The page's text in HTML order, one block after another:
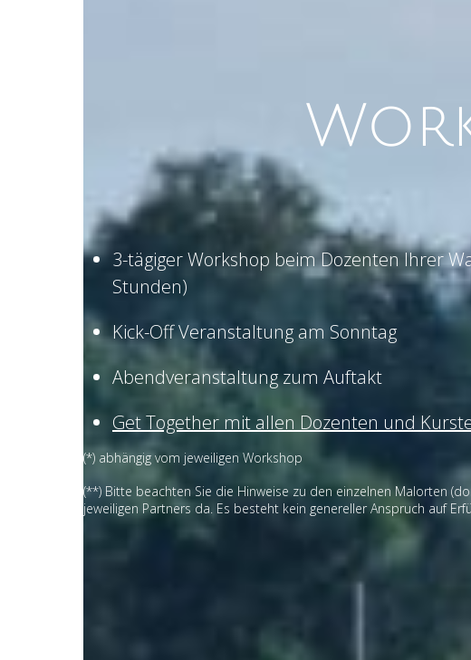
3-tägiger Workshop beim Dozenten Ihrer
Stunden)
Kick-Off Veranstaltung am Sonntag
Abendveranstaltung zum Auftakt
Get Together mit allen Dozenten und
(*) abhängig vom jeweiligen Workshop
(**) Bitte beachten Sie die Hinweise zu den einzelnen Malorten
jeweiligen Partners da. Es besteht kein genereller Anspruch auf